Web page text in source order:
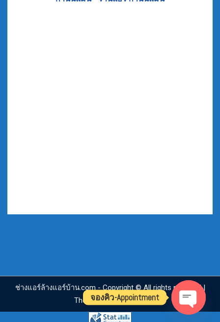
ช่างแอร์ล้างแอร์บ้าน.com - Copyright © All rights reserved |
Theme byMantrabrain
จองคิว-Appointment